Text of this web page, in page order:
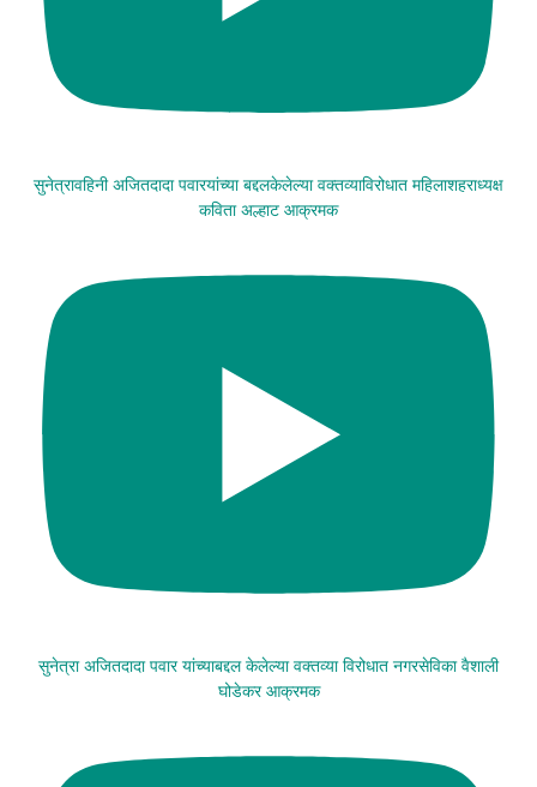
सुनेत्रावहिनी अजितदादा पवारयांच्या बद्दलकेलेल्या वक्तव्याविरोधात महिलाशहराध्यक्ष
कविता अल्हाट आक्रमक
सुनेत्रा अजितदादा पवार यांच्याबद्दल केलेल्या वक्तव्या विरोधात नगरसेविका वैशाली
घोडेकर आक्रमक